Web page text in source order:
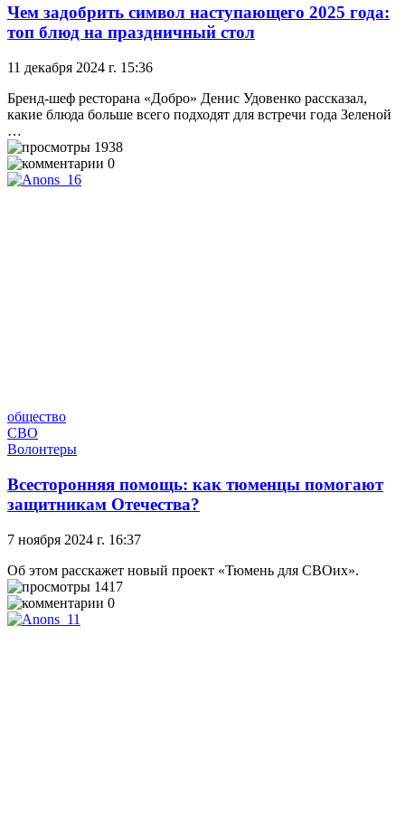
Чем задобрить символ наступающего 2025 года:
топ блюд на праздничный стол
11 декабря 2024 г. 15:36
Бренд-шеф ресторана «Добро» Денис Удовенко рассказал,
какие блюда больше всего подходят для встречи года Зеленой
…
1938
0
общество
СВО
Волонтеры
Всесторонняя помощь: как тюменцы помогают
защитникам Отечества?
7 ноября 2024 г. 16:37
Об этом расскажет новый проект «Тюмень для СВОих».
1417
0